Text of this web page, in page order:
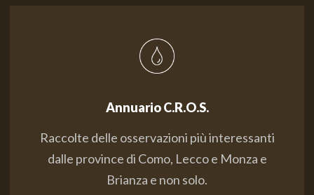
Annuario C.R.O.S.
Raccolte delle osservazioni più interessanti
dalle province di Como, Lecco e Monza e
Brianza e non solo.